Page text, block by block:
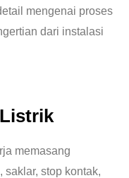
mengenai proses
dari instalasi
memasang
stop kontak,